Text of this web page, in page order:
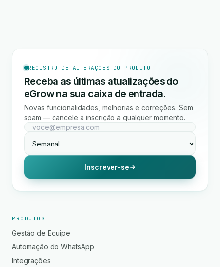
REGISTRO DE ALTERAÇÕES DO PRODUTO
Receba as últimas atualizações do
eGrow na sua caixa de entrada.
Novas funcionalidades, melhorias e correções. Sem
spam — cancele a inscrição a qualquer momento.
Inscrever-se
PRODUTOS
Gestão de Equipe
Automação do WhatsApp
Integrações